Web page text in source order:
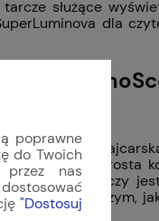
służące
dla
niemiecko-
bezel to prosta
na głównej tarczy
lotniczym,
poprawne
do Twoich
przez nas
"Dostosuj